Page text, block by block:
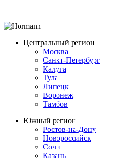
Центральный регион
Москва
Санкт-Петербург
Калуга
Тула
Липецк
Воронеж
Тамбов
Южный регион
Ростов-на-Дону
Новороссийск
Сочи
Казань